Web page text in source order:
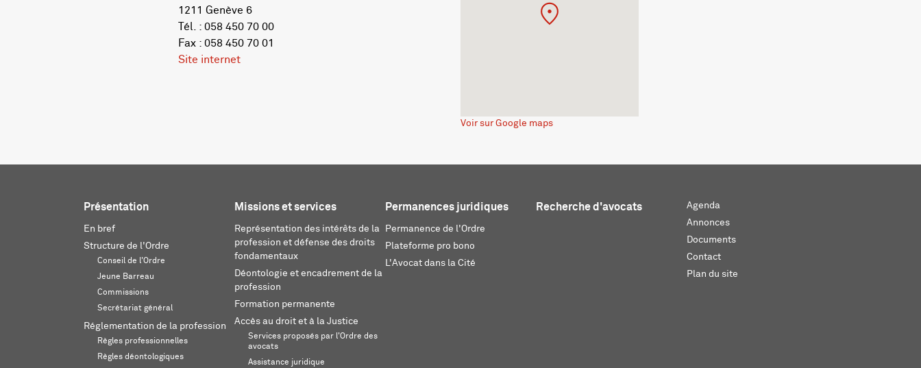
1211 Genève 6
Tél. : 058 450 70 00
Fax : 058 450 70 01
Site internet
Voir sur Google maps
Présentation
En bref
Structure de l'Ordre
Conseil de l'Ordre
Jeune Barreau
Commissions
Secrétariat général
Réglementation de la profession
Règles professionnelles
Règles déontologiques
Missions et services
Représentation des intérêts de la
profession et défense des droits
fondamentaux
Déontologie et encadrement de la
profession
Formation permanente
Accès au droit et à la Justice
Services proposés par l'Ordre des
avocats
Assistance juridique
Permanences juridiques
Permanence de l'Ordre
Plateforme pro bono
L'Avocat dans la Cité
Recherche d'avocats
Agenda
Annonces
Documents
Contact
Plan du site